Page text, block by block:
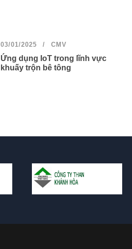
03/01/2025 CMV
Ứng dụng IoT trong lĩnh vực
khuấy trộn bê tông